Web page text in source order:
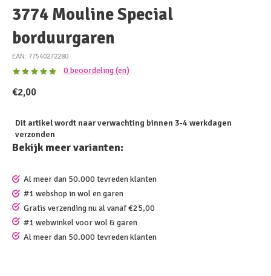
3774 Mouline Special
borduurgaren
EAN: 77540272280
0 beoordeling (en)
€2,00
Dit artikel wordt naar verwachting binnen 3-4 werkdagen
verzonden
Bekijk meer varianten:
Al meer dan 50.000 tevreden klanten
#1 webshop in wol en garen
Gratis verzending nu al vanaf €25,00
#1 webwinkel voor wol & garen
Al meer dan 50.000 tevreden klanten